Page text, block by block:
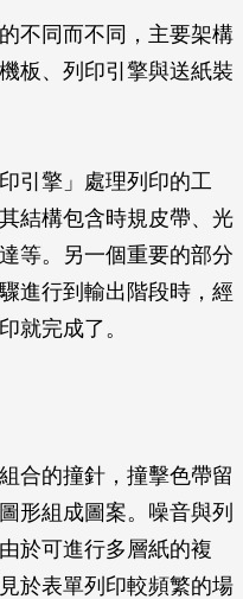
不同而不同，主要架構
板、列印引擎與送紙裝
引擎」處理列印的工
結構包含時規皮帶、光
等。另一個重要的部分
進行到輸出階段時，經
就完成了。
合的撞針，撞擊色帶留
形組成圖案。噪音與列
於可進行多層紙的複
於表單列印較頻繁的場